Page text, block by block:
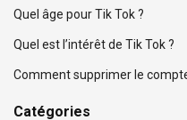
Quel âge pour Tik Tok ?
Quel est l’intérêt de Tik Tok ?
Comment supprimer le
Catégories